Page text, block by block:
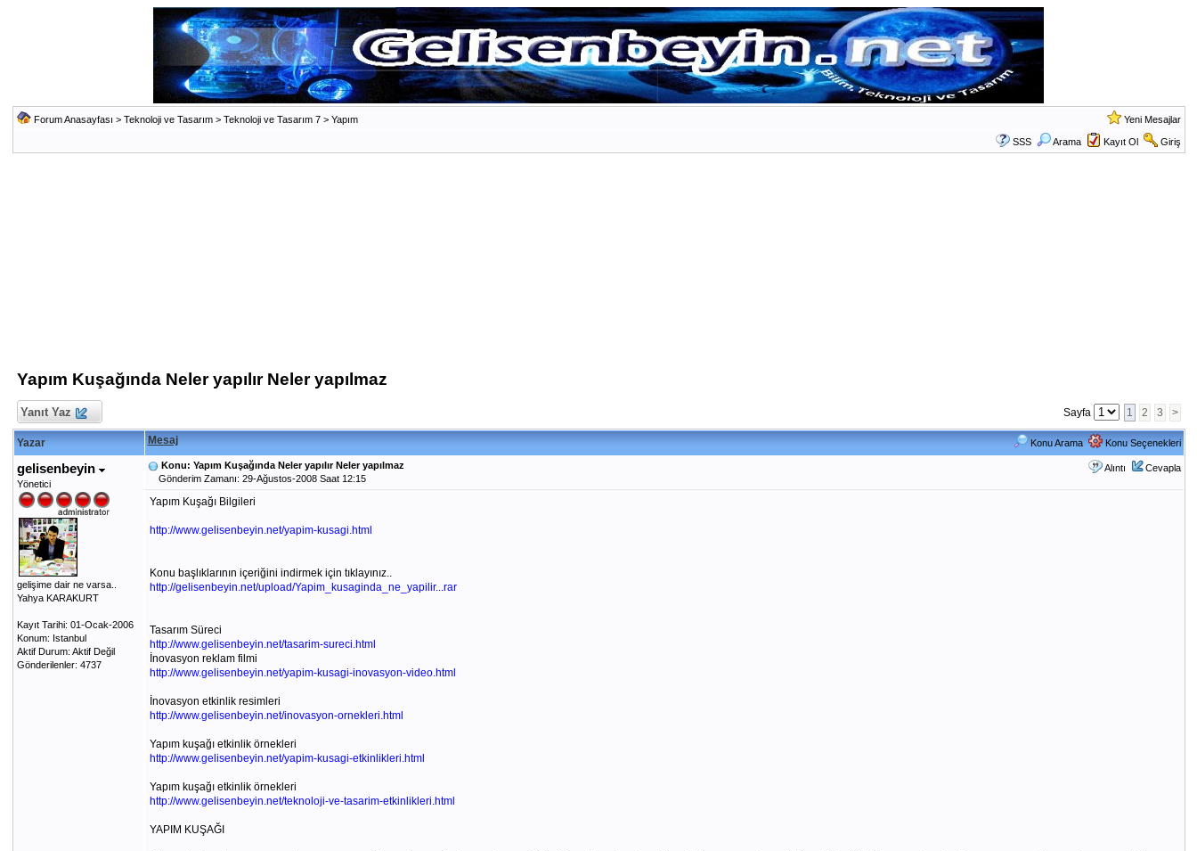
Forum Anasayfası > Teknoloji ve Tasarım> Teknoloji ve Tasarım 7> Yapım Yeni Mesajlar
SSS Arama Kayıt Ol Giriş
Yapım Kuşağında Neler yapılır Neler yapılmaz
Yanıt Yaz Sayfa 1 2 3 >
Yazar Mesaj Konu Arama Konu Seçenekleri
gelisenbeyin
Yönetici
gelişime dair ne varsa..
Yahya KARAKURT
Kayıt Tarihi: 01-Ocak-2006
Konum: Istanbul
Aktif Durum: Aktif Değil
Gönderilenler: 4737
Alıntı Cevapla
Konu: Yapım Kuşağında Neler yapılır Neler yapılmaz
Gönderim Zamanı: 29-Ağustos-2008 Saat 12:15
Yapım Kuşağı Bilgileri
http://www.gelisenbeyin.net/yapim-kusagi.html
Konu başlıklarının içeriğini indirmek için tıklayınız..
http://gelisenbeyin.net/upload/Yapim_kusaginda_ne_yapilir...rar
Tasarım Süreci
http://www.gelisenbeyin.net/tasarim-sureci.html
İnovasyon reklam filmi
http://www.gelisenbeyin.net/yapim-kusagi-inovasyon-video.html
İnovasyon etkinlik resimleri
http://www.gelisenbeyin.net/inovasyon-ornekleri.html
Yapım kuşağı etkinlik örnekleri
http://www.gelisenbeyin.net/yapim-kusagi-etkinlikleri.html
Yapım kuşağı etkinlik örnekleri
http://www.gelisenbeyin.net/teknoloji-ve-tasarim-etkinlikleri.html
YAPIM KUŞAĞI